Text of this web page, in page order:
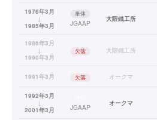
1976年3月
↓
1985年3月
単体
JGAAP
大隈鐵工所
1986年3月
↓
1990年3月
欠落 大隈鐵工所
1991年3月 欠落 オークマ
1992年3月
↓
2001年3月
JGAAP
オークマ